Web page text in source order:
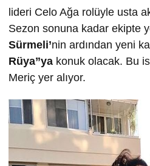
lideri Celo Ağa rolüyle usta
Sezon sonuna kadar ekipte
Sürmeli’nin ardından yeni
Rüya”ya konuk olacak. Bu
Meriç yer alıyor.